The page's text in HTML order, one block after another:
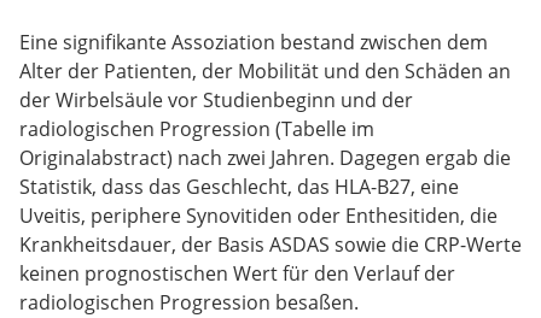
Eine signifikante Assoziation bestand zwischen dem
Alter der Patienten, der Mobilität und den Schäden an
der Wirbelsäule vor Studienbeginn und der
radiologischen Progression (Tabelle im
Originalabstract) nach zwei Jahren. Dagegen ergab die
Statistik, dass das Geschlecht, das HLA-B27, eine
Uveitis, periphere Synovitiden oder Enthesitiden, die
Krankheitsdauer, der Basis ASDAS sowie die CRP-Werte
keinen prognostischen Wert für den Verlauf der
radiologischen Progression besaßen.